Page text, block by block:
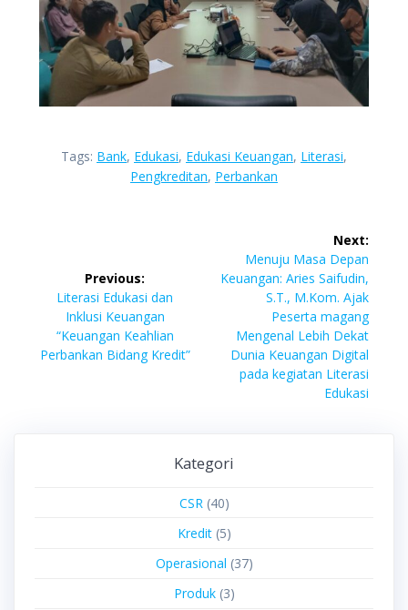
Tags: Bank, Edukasi, Edukasi Keuangan, Literasi,
Pengkreditan, Perbankan
Previous:
Literasi Edukasi dan
Inklusi Keuangan
“Keuangan Keahlian
Perbankan Bidang Kredit”
Next:
Menuju Masa Depan
Keuangan: Aries Saifudin,
S.T., M.Kom. Ajak
Peserta magang
Mengenal Lebih Dekat
Dunia Keuangan Digital
pada kegiatan Literasi
Edukasi
Kategori
CSR(40)
Kredit(5)
Operasional (37)
Produk(3)